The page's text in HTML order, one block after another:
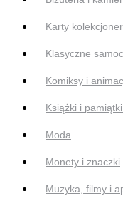
Karty
Klasyczne
Komiksy i
Książki i
Moda
Monety i znaczki
Muzyka, filmy i